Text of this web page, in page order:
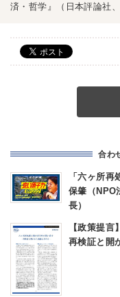
済・哲学』（日本評論社
合わ
「六ヶ所
保肇（NPO
長）
【政策提
再検証と開